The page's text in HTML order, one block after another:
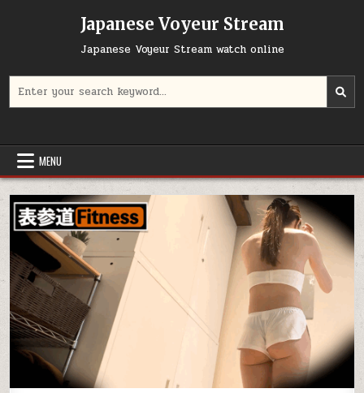
Japanese Voyeur Stream
Japanese Voyeur Stream watch online
for:
MENU